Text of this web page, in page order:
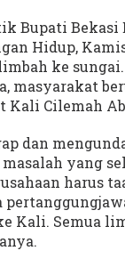
Bupati Bekasi
Hidup,
ke
masyarakat
Kali Cilemah
dan
yang
harus
Kali. Semua